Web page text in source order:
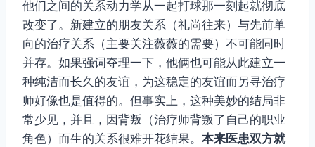
他们之间的关系动力学从一起打球那一刻起就彻底
改变了。新建立的朋友关系（礼尚往来）与先前单
向的治疗关系（主要关注薇薇的需要）不可能同时
并存。如果强词夺理一下，他俩也可能从此建立一
种纯洁而长久的友谊，为这稳定的友谊而另寻治疗
师好像也是值得的。但事实上，这种美妙的结局非
常少见，并且，因背叛（治疗师背叛了自己的职业
角色）而生的关系很难开花结果。 本来医患双方就